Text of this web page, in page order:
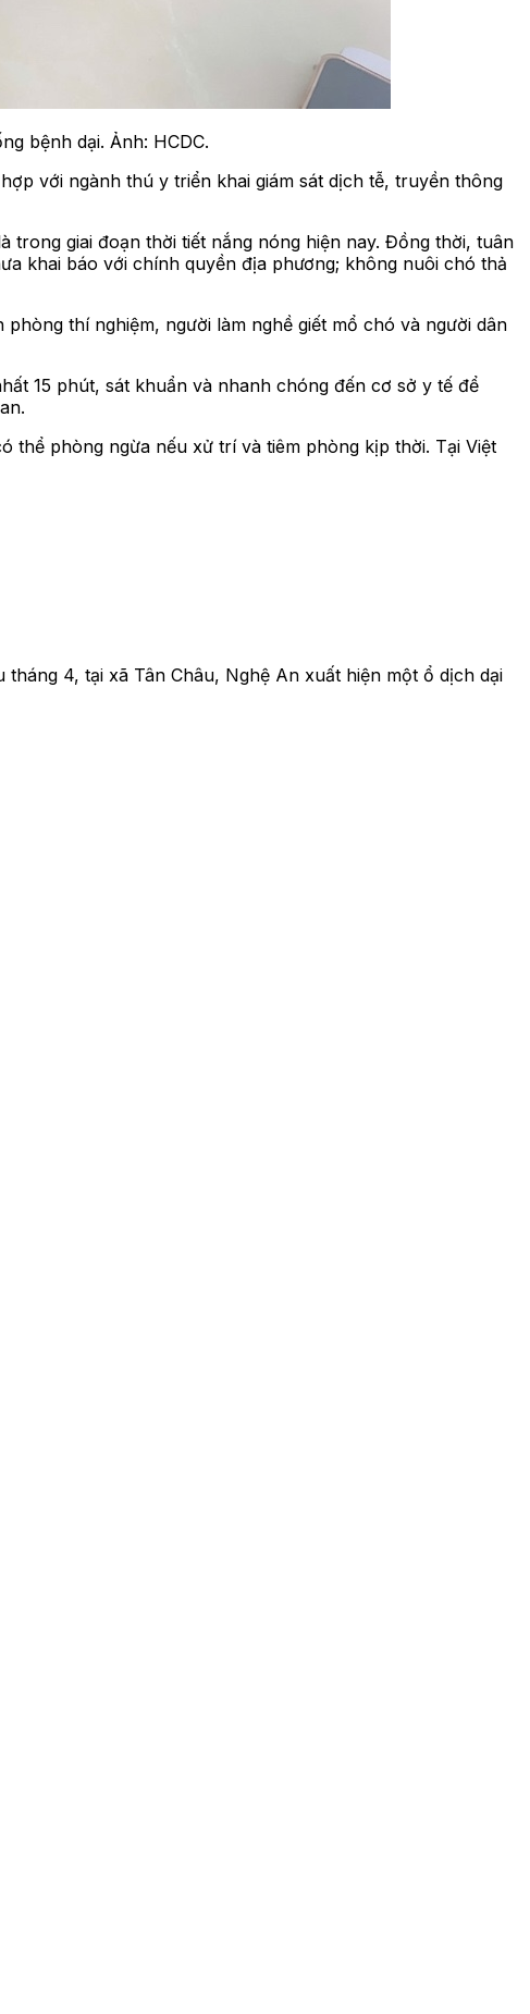
bệnh dại. Ảnh: HCDC.
với ngành thú y triển khai giám sát dịch tễ, truyền thông
giai đoạn thời tiết nắng nóng hiện nay. Đồng thời, tuân
khai báo với chính quyền địa phương; không nuôi chó thả
thí nghiệm, người làm nghề giết mổ chó và người dân
15 phút, sát khuẩn và nhanh chóng đến cơ sở y tế để
thể phòng ngừa nếu xử trí và tiêm phòng kịp thời. Tại Việt
4, tại xã Tân Châu, Nghệ An xuất hiện một ổ dịch dại